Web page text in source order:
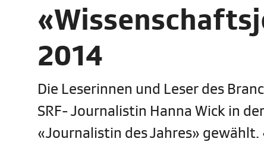
2014
Die Leserinnen und Leser des
SRF- Journalistin Hanna Wick in
«Journalistin des Jahres»